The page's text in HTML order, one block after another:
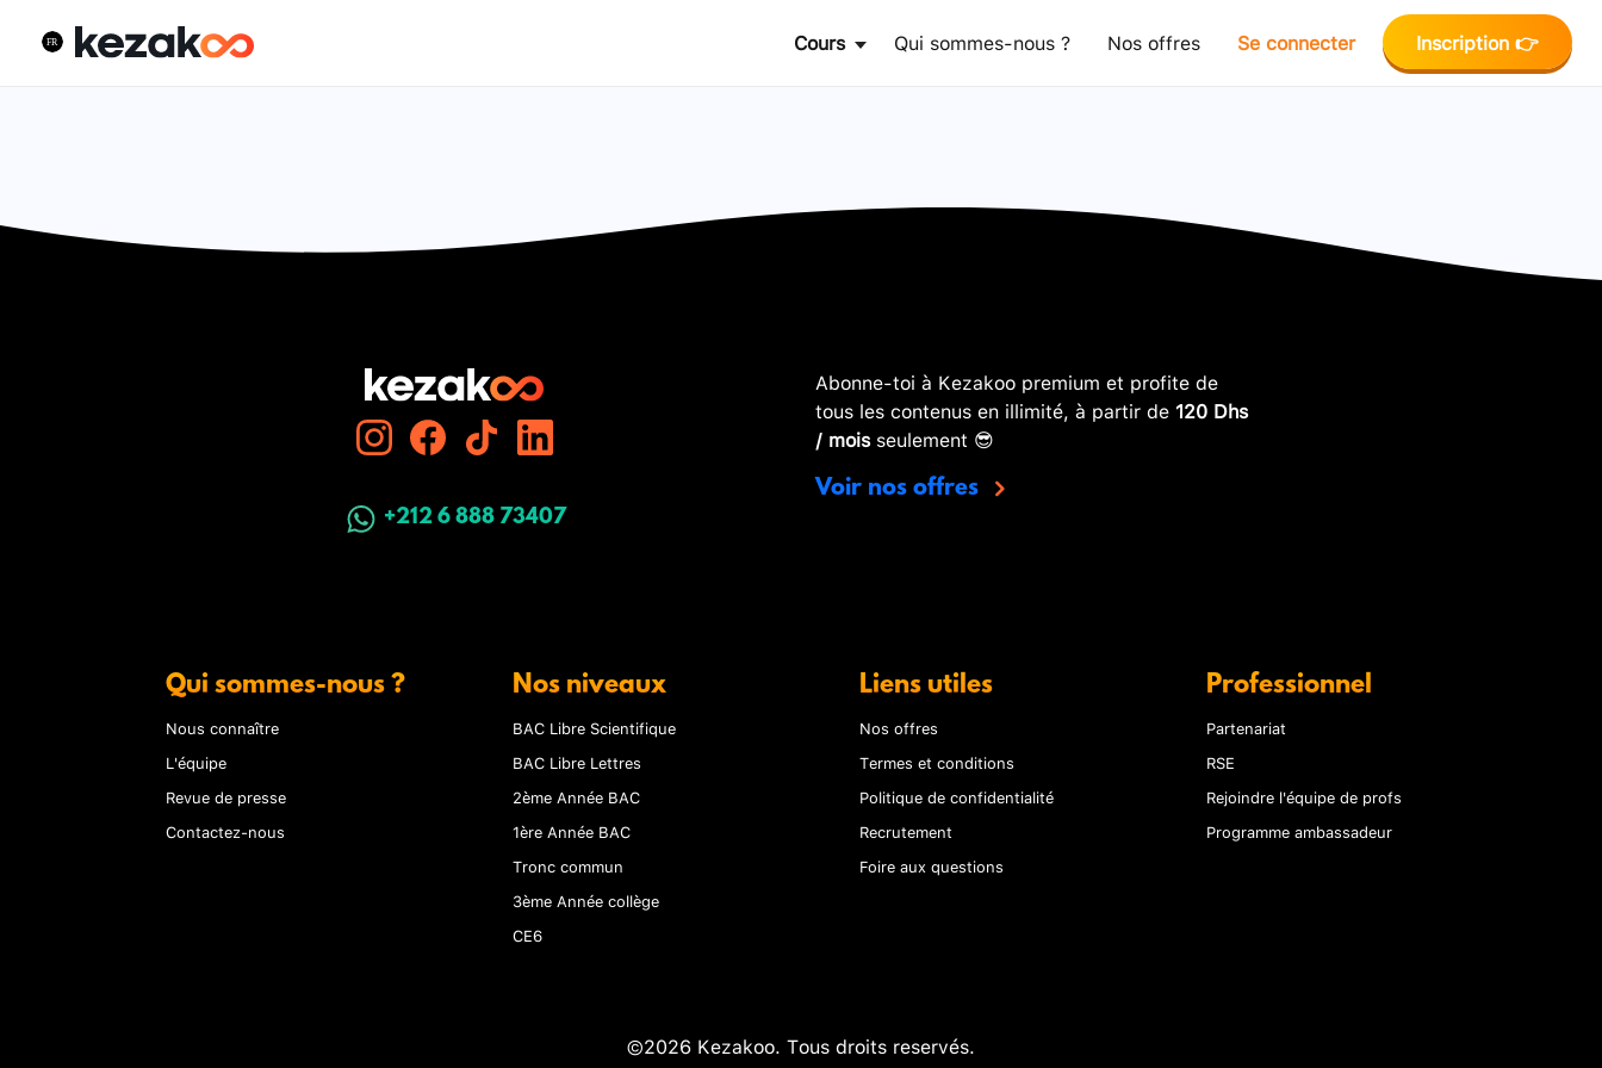
Cours Qui sommes-nous ? Nos offres Se connecter Inscription 👉
+212 6 888 73407
Abonne-toi à Kezakoo premium et profite de
tous les contenus en illimité, à partir de 120 Dhs
/ moisseulement 😎
Voir nos offres
Qui sommes-nous ?
Nous connaître
L'équipe
Revue de presse
Contactez-nous
Nos niveaux
BAC Libre Scientifique
BAC Libre Lettres
2ème Année BAC
1ère Année BAC
Tronc commun
3ème Année collège
CE6
Liens utiles
Nos offres
Termes et conditions
Politique de confidentialité
Recrutement
Foire aux questions
Professionnel
Partenariat
RSE
Rejoindre l'équipe de profs
Programme ambassadeur
©2026 Kezakoo. Tous droits reservés.